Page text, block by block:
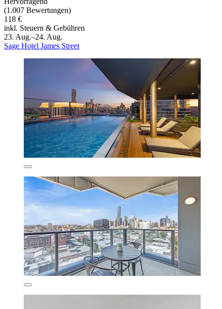
(1.007 Bewertungen)
118 €
inkl. Steuern & Gebühren
23. Aug.–24. Aug.
Sage Hotel James Street